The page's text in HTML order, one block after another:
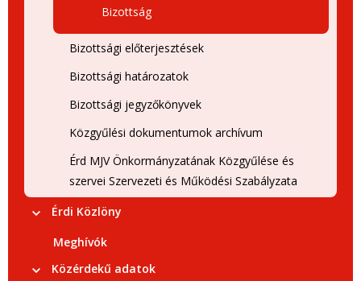
Bizottság
Bizottsági előterjesztések
Bizottsági határozatok
Bizottsági jegyzőkönyvek
Közgyűlési dokumentumok archívum
Érd MJV Önkormányzatának Közgyűlése és
szervei Szervezeti és Működési Szabályzata
Érdi Közlöny
Meghívók
Közérdekű adatok